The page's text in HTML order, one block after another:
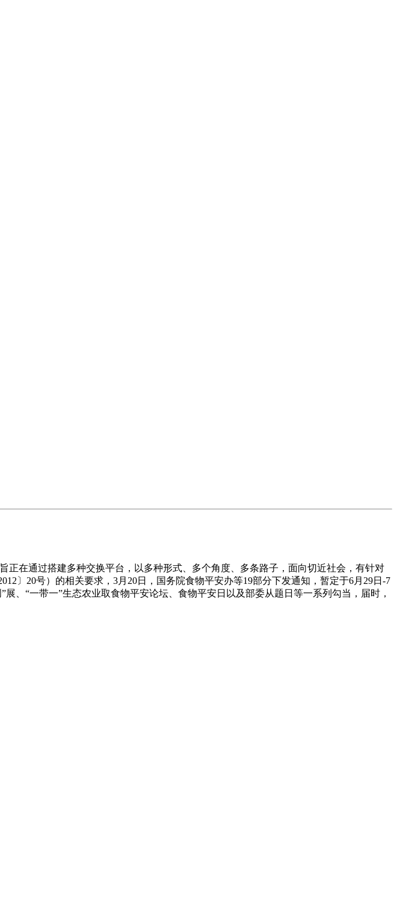
在通过搭建多种交换平台，以多种形式、多个角度、多条路子，面向切近社会，有针对
〕20号）的相关要求，3月20日，国务院食物平安办等19部分下发通知，暂定于6月29日-7
、“一带一”生态农业取食物平安论坛、食物平安日以及部委从题日等一系列勾当，届时，